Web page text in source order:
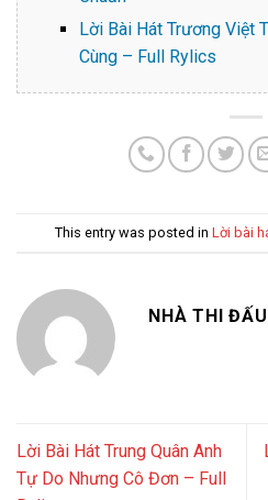
Lời Bài Hát Trương Việt
Cùng – Full Rylics
This entry was posted in Lời bài
NHÀ THI
Lời Bài Hát Trung Quân Anh
Tự Do Nhưng Cô Đơn – Full